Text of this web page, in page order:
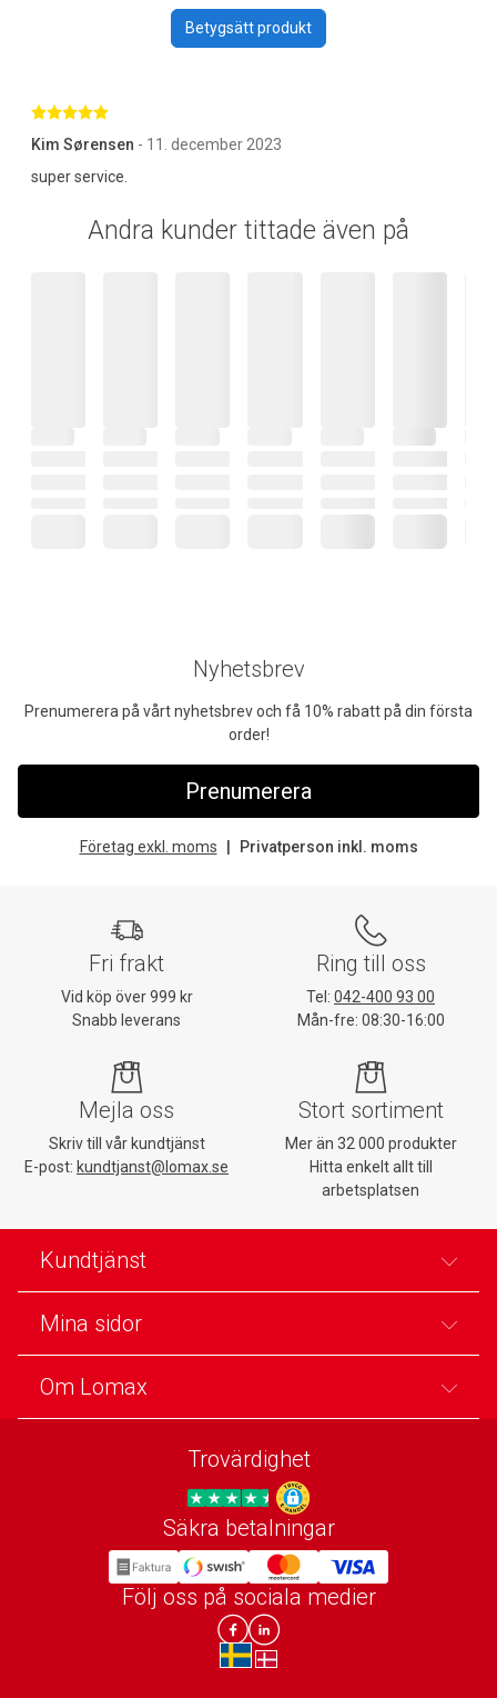
Betygsätt produkt
Betygsatt 5 av 5 stjärnor
Kim Sørensen - 11. december 2023
super service.
Andra kunder tittade även på
Nyhetsbrev
Prenumerera på vårt nyhetsbrev och få 10% rabatt på din första
order!
Prenumerera
Företag exkl. moms Privatperson inkl. moms
Fri frakt
Vid köp över 999 kr
Snabb leverans
Ring till oss
Tel: 042-400 93 00
Mån-fre: 08:30-16:00
Mejla oss
Skriv till vår kundtjänst
E-post: kundtjanst@lomax.se
Stort sortiment
Mer än 32 000 produkter
Hitta enkelt allt till
arbetsplatsen
Kundtjänst
Mina sidor
Om Lomax
Trovärdighet
Trygg E-handel
Säkra betalningar
Följ oss på sociala medier
Lomax DK Facebook
Lomax SE LinkIn
sv-SEda-DK